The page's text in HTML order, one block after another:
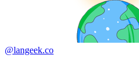
@langeek.co